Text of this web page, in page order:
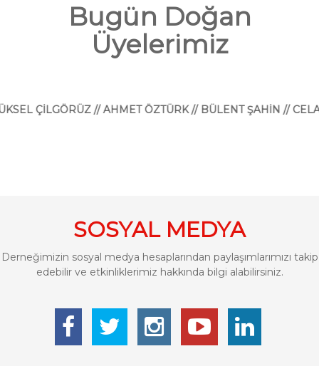
Bugün Doğan
Üyelerimiz
// AHMET ÖZTÜRK // BÜLENT ŞAHİN // CELAL
SOSYAL MEDYA
Derneğimizin sosyal medya hesaplarından paylaşımlarımızı takip
edebilir ve etkinliklerimiz hakkında bilgi alabilirsiniz.